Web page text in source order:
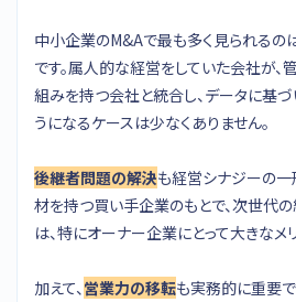
中小企業のM&Aで最も多く見られるのは
です。属人的な経営をしていた会社が
組みを持つ会社と統合し、データに基
うになるケースは少なくありません。
後継者問題の解決も経営シナジーの一
材を持つ買い手企業のもとで、次世代
は、特にオーナー企業にとって大きなメリ
加えて、 営業力の移転も実務的に重要